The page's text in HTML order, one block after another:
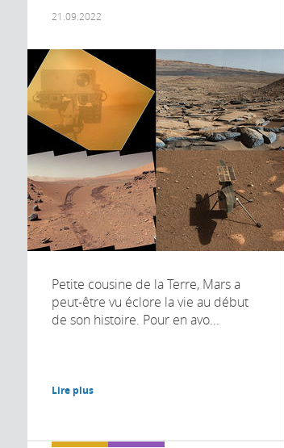
21.09.2022
​Petite cousine de la Terre, Mars a
peut-être vu éclore la vie au début
de son histoire. Pour en avo...
Lire plus